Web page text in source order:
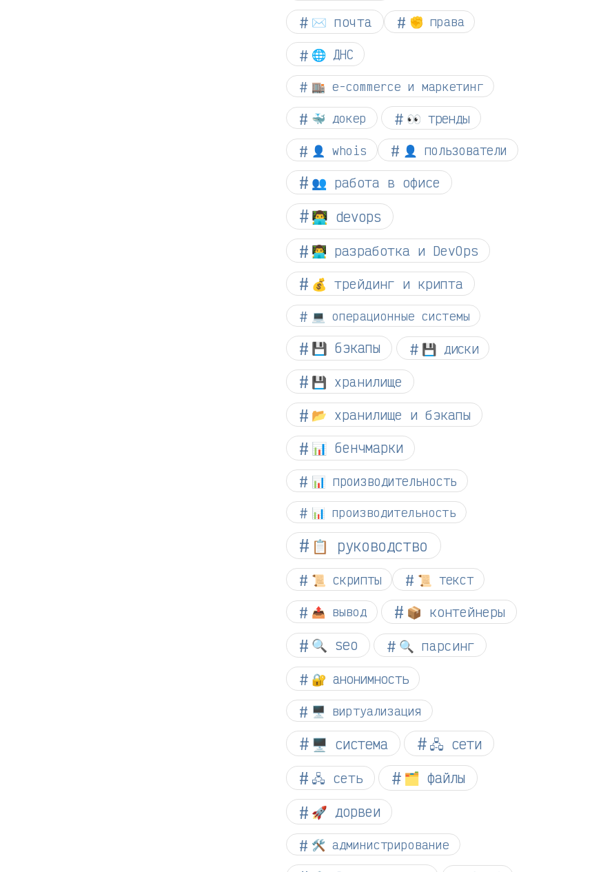
✉️ почта ✊ права
🌐 ДНС
🏬 e-commerce и маркетинг
🐳 докер 👀 тренды
👤 whois 👤 пользователи
👥 работа в офисе
👨‍💻 devops
👨‍💻 разработка и DevOps
💰 трейдинг и крипта
💻 операционные системы
💾 бэкапы 💾 диски
💾 хранилище
📂 хранилище и бэкапы
📊 бенчмарки
📊 производительность
📊 производительность
📋 руководство
📜 скрипты 📜 текст
📤 вывод 📦 контейнеры
🔍 seo 🔍 парсинг
🔐 анонимность
🖥️ виртуализация
🖥️ система 🖧 сети
🖧 сеть 🗂️ файлы
🚀 дорвеи
🛠️ администрирование